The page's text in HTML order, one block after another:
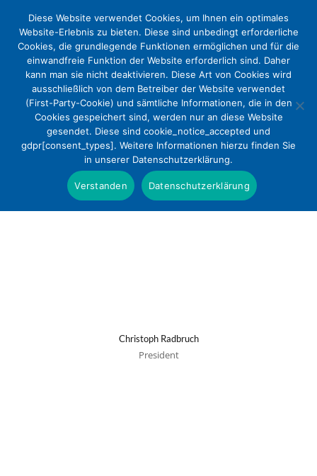
Christoph Radbruch
President
Diese Website verwendet Cookies, um Ihnen ein optimales
Website-Erlebnis zu bieten. Diese sind unbedingt erforderliche
Cookies, die grundlegende Funktionen ermöglichen und für die
einwandfreie Funktion der Website erforderlich sind. Daher
kann man sie nicht deaktivieren. Diese Art von Cookies wird
ausschließlich von dem Betreiber der Website verwendet
(First-Party-Cookie) und sämtliche Informationen, die in den
Cookies gespeichert sind, werden nur an diese Website
gesendet. Diese sind cookie_notice_accepted und
gdpr[consent_types]. Weitere Informationen hierzu finden Sie
in unserer Datenschutzerklärung.
Verstanden Datenschutzerklärung